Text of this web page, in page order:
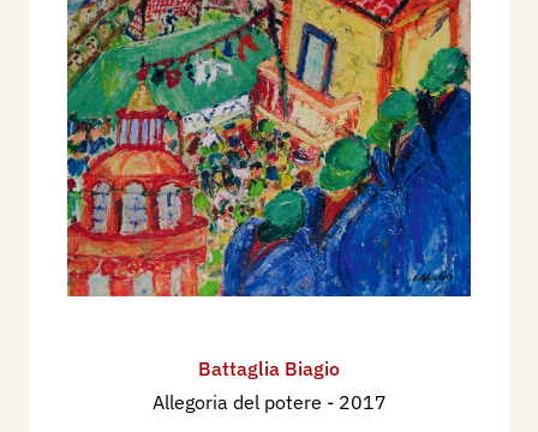
Battaglia Biagio
Allegoria del potere - 2017